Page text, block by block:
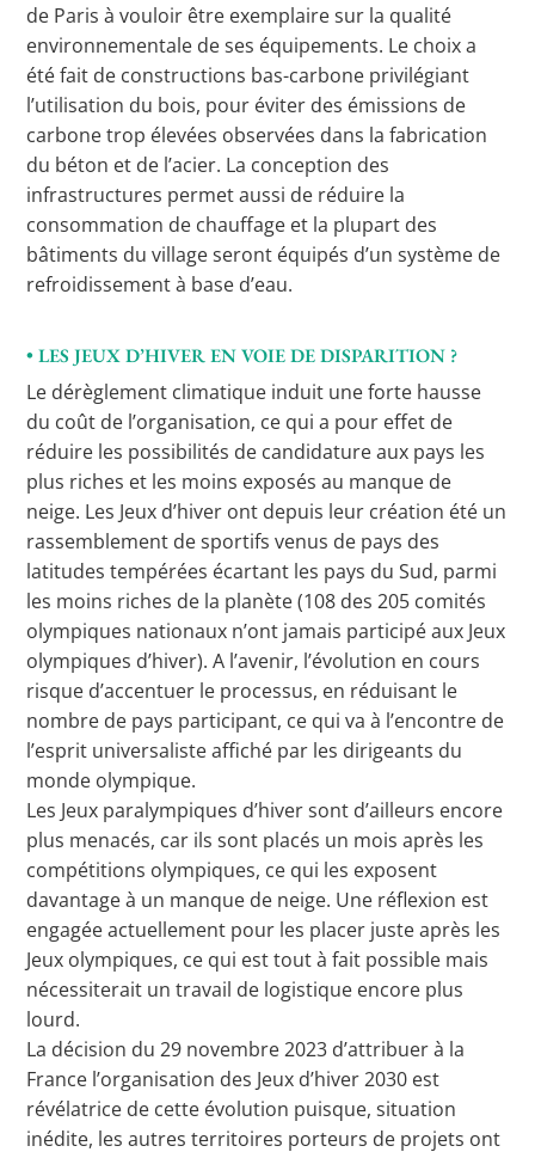
de Paris à vouloir être exemplaire sur la qualité
environnementale de ses équipements. Le choix a
été fait de constructions bas-carbone privilégiant
l’utilisation du bois, pour éviter des émissions de
carbone trop élevées observées dans la fabrication
du béton et de l’acier. La conception des
infrastructures permet aussi de réduire la
consommation de chauffage et la plupart des
bâtiments du village seront équipés d’un système de
refroidissement à base d’eau.
• LES JEUX D’HIVER EN VOIE DE DISPARITION ?
Le dérèglement climatique induit une forte hausse
du coût de l’organisation, ce qui a pour effet de
réduire les possibilités de candidature aux pays les
plus riches et les moins exposés au manque de
neige. Les Jeux d’hiver ont depuis leur création été un
rassemblement de sportifs venus de pays des
latitudes tempérées écartant les pays du Sud, parmi
les moins riches de la planète (108 des 205 comités
olympiques nationaux n’ont jamais participé aux Jeux
olympiques d’hiver). A l’avenir, l’évolution en cours
risque d’accentuer le processus, en réduisant le
nombre de pays participant, ce qui va à l’encontre de
l’esprit universaliste affiché par les dirigeants du
monde olympique.
Les Jeux paralympiques d’hiver sont d’ailleurs encore
plus menacés, car ils sont placés un mois après les
compétitions olympiques, ce qui les exposent
davantage à un manque de neige. Une réflexion est
engagée actuellement pour les placer juste après les
Jeux olympiques, ce qui est tout à fait possible mais
nécessiterait un travail de logistique encore plus
lourd.
La décision du 29 novembre 2023 d’attribuer à la
France l’organisation des Jeux d’hiver 2030 est
révélatrice de cette évolution puisque, situation
inédite, les autres territoires porteurs de projets ont